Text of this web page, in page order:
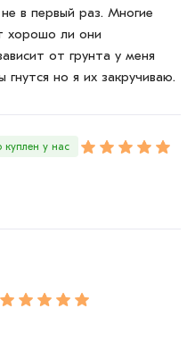
в первый раз. Многие
хорошо ли они
от грунта у меня
но я их закручиваю.
куплен у нас